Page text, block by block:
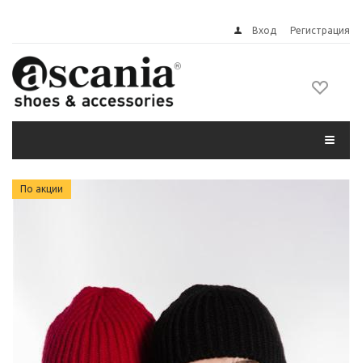
Вход Регистрация
По акции